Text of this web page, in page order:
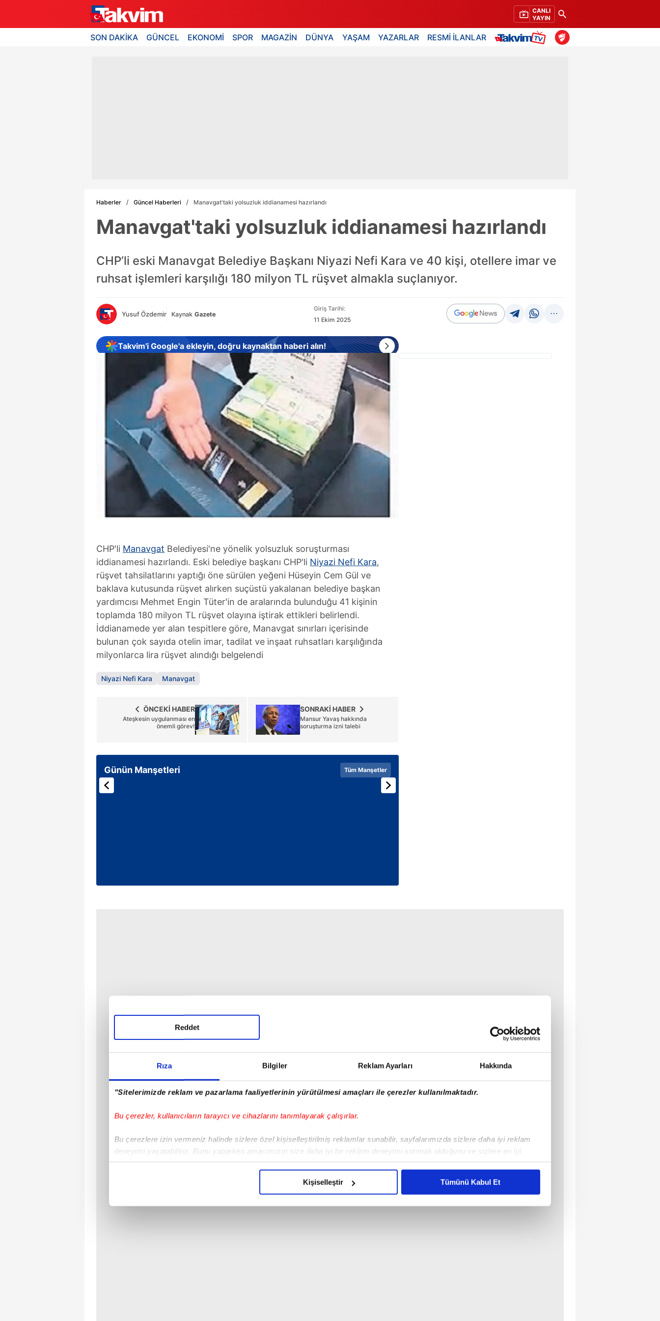
Rıza Bilgiler Reklam Ayarları Hakkında
"Sitelerimizde reklam ve pazarlama faaliyetlerinin yürütülmesi amaçları ile çerezler kullanılmaktadır.
Bu çerezler, kullanıcıların tarayıcı ve cihazlarını tanımlayarak çalışırlar.
Bu çerezlere izin vermeniz halinde sizlere özel kişiselleştirilmiş reklamlar sunabilir, sayfalarımızda sizlere daha iyi reklam
deneyimi yaşatabiliriz. Bunu yaparken amacımızın size daha iyi bir reklam deneyimi sunmak olduğunu ve sizlere en iyi
içerikleri sunabilmek adına elimizden gelen çabayı gösterdiğimizi ve bu noktada, reklamların maliyetlerimizi karşılamak
Reddet
Kişiselleştir Tümünü Kabul Et
CANLI
YAYIN
SON DAKİKA GÜNCEL EKONOMİ SPOR MAGAZİN DÜNYA YAŞAM YAZARLAR RESMİ İLANLAR
Haberler Güncel Haberleri Manavgat'taki yolsuzluk iddianamesi hazırlandı
Manavgat'taki yolsuzluk iddianamesi hazırlandı
CHP’li eski Manavgat Belediye Başkanı Niyazi Nefi Kara ve 40 kişi, otellere imar ve
ruhsat işlemleri karşılığı 180 milyon TL rüşvet almakla suçlanıyor.
Yusuf Özdemir Kaynak Gazete
Giriş Tarihi:
11 Ekim 2025
Takvim'i Google'a ekleyin, doğru kaynaktan haberi alın!
CHP'li Manavgat Belediyesi'ne yönelik yolsuzluk soruşturması
iddianamesi hazırlandı. Eski belediye başkanı CHP'li Niyazi Nefi Kara,
rüşvet tahsilatlarını yaptığı öne sürülen yeğeni Hüseyin Cem Gül ve
baklava kutusunda rüşvet alırken suçüstü yakalanan belediye başkan
yardımcısı Mehmet Engin Tüter'in de aralarında bulunduğu 41 kişinin
toplamda 180 milyon TL rüşvet olayına iştirak ettikleri belirlendi.
İddianamede yer alan tespitlere göre, Manavgat sınırları içerisinde
bulunan çok sayıda otelin imar, tadilat ve inşaat ruhsatları karşılığında
milyonlarca lira rüşvet alındığı belgelendi
Niyazi Nefi Kara Manavgat
SONRAKİ HABER
Mansur Yavaş hakkında
soruşturma izni talebi
ÖNCEKİ HABER
Ateşkesin uygulanması en
önemli görev!
Günün Manşetleri Tüm Manşetler